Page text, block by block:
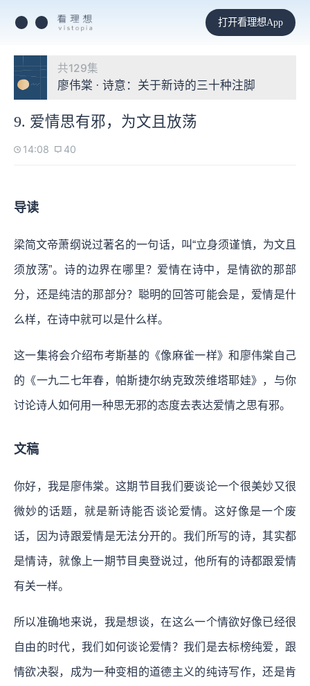
打开看理想App
共129集
廖伟棠 · 诗意：关于新诗的三十种注脚
9. 爱情思有邪，为文且放荡
14:08 40
导读
梁简文帝萧纲说过著名的一句话，叫“立身须谨慎，为文且
须放荡”。诗的边界在哪里？爱情在诗中，是情欲的那部
分，还是纯洁的那部分？聪明的回答可能会是，爱情是什
么样，在诗中就可以是什么样。
这一集将会介绍布考斯基的《像麻雀一样》和廖伟棠自己
的《一九二七年春，帕斯捷尔纳克致茨维塔耶娃》，与你
讨论诗人如何用一种思无邪的态度去表达爱情之思有邪。
文稿
你好，我是廖伟棠。这期节目我们要谈论一个很美妙又很
微妙的话题，就是新诗能否谈论爱情。这好像是一个废
话，因为诗跟爱情是无法分开的。我们所写的诗，其实都
是情诗，就像上一期节目奥登说过，他所有的诗都跟爱情
有关一样。
所以准确地来说，我是想谈，在这么一个情欲好像已经很
自由的时代，我们如何谈论爱情？我们是去标榜纯爱，跟
情欲决裂，成为一种变相的道德主义的纯诗写作，还是肯